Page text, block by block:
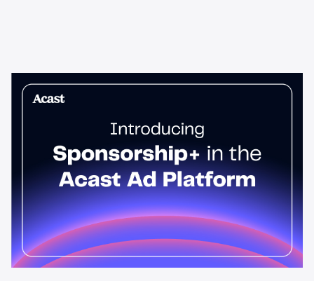
News & Insights
Sponsorship+ ist jetzt in der
Host-Read-Podcast-Anzeigen erzielen einen um 95 % höheren
Top-Funnel-Lift als Standard-Spots. Sponsorship+ ermöglicht
es jedem Werbetreibenden, diese im gesamten Acast-Netzwerk
zu schalten. Starten Sie noch heute.